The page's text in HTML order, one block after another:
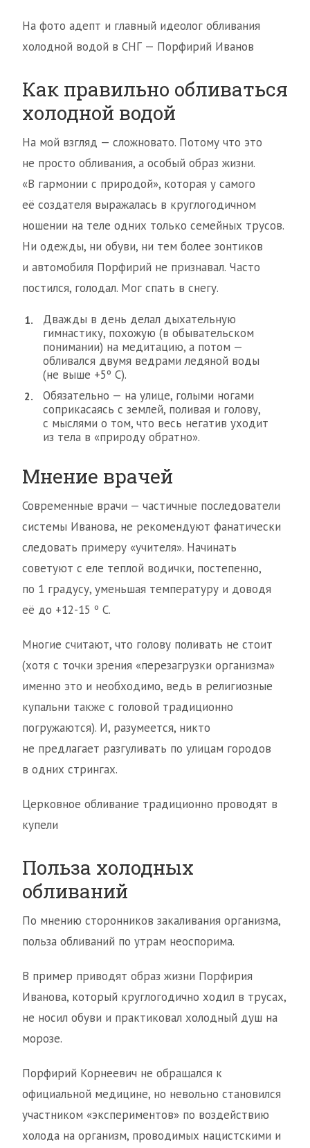
На фото адепт и главный идеолог обливания
холодной водой в СНГ — Порфирий Иванов
Как правильно обливаться
холодной водой
На мой взгляд — сложновато. Потому что это
не просто обливания, а особый образ жизни.
«В гармонии с природой», которая у самого
её создателя выражалась в круглогодичном
ношении на теле одних только семейных трусов.
Ни одежды, ни обуви, ни тем более зонтиков
и автомобиля Порфирий не признавал. Часто
постился, голодал. Мог спать в снегу.
Дважды в день делал дыхательную
гимнастику, похожую (в обывательском
понимании) на медитацию, а потом —
обливался двумя ведрами ледяной воды
(не выше +5º С).
Обязательно — на улице, голыми ногами
соприкасаясь с землей, поливая и голову,
с мыслями о том, что весь негатив уходит
из тела в «природу обратно».
Мнение врачей
Современные врачи — частичные последователи
системы Иванова, не рекомендуют фанатически
следовать примеру «учителя». Начинать
советуют с еле теплой водички, постепенно,
по 1 градусу, уменьшая температуру и доводя
её до +12-15 º С.
Многие считают, что голову поливать не стоит
(хотя с точки зрения «перезагрузки организма»
именно это и необходимо, ведь в религиозные
купальни также с головой традиционно
погружаются). И, разумеется, никто
не предлагает разгуливать по улицам городов
в одних стрингах.
Церковное обливание традиционно проводят в
купели
Польза холодных
обливаний
По мнению сторонников закаливания организма,
польза обливаний по утрам неоспорима.
В пример приводят образ жизни Порфирия
Иванова, который круглогодично ходил в трусах,
не носил обуви и практиковал холодный душ на
морозе.
Порфирий Корнеевич не обращался к
официальной медицине, но невольно становился
участником «экспериментов» по воздействию
холода на организм, проводимых нацистскими и